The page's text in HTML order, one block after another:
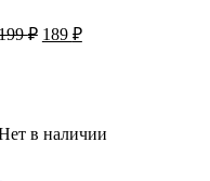
₽ Первоначальная
189 ₽Текущая
в наличии